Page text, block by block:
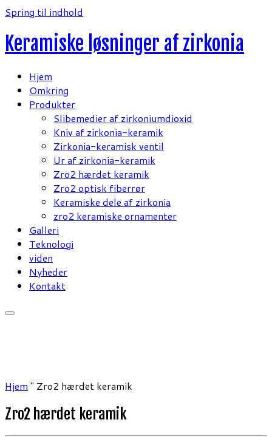
Spring til indhold
Keramiske løsninger af zirkonia
Hjem
Omkring
Produkter
Slibemedier af zirkoniumdioxid
Kniv af zirkonia-keramik
Zirkonia-keramisk ventil
Ur af zirkonia-keramik
Zro2 hærdet keramik
Zro2 optisk fiberrør
Keramiske dele af zirkonia
zro2 keramiske ornamenter
Galleri
Teknologi
viden
Nyheder
Kontakt
Hjem " Zro2 hærdet keramik
Zro2 hærdet keramik